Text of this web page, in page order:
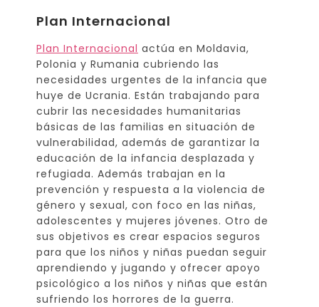
Plan Internacional
Plan Internacional actúa en Moldavia,
Polonia y Rumania cubriendo las
necesidades urgentes de la infancia que
huye de Ucrania. Están trabajando para
cubrir las necesidades humanitarias
básicas de las familias en situación de
vulnerabilidad, además de garantizar la
educación de la infancia desplazada y
refugiada. Además trabajan en la
prevención y respuesta a la violencia de
género y sexual, con foco en las niñas,
adolescentes y mujeres jóvenes. Otro de
sus objetivos es crear espacios seguros
para que los niños y niñas puedan seguir
aprendiendo y jugando y ofrecer apoyo
psicológico a los niños y niñas que están
sufriendo los horrores de la guerra.